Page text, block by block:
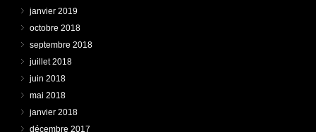
janvier 2019
octobre 2018
septembre 2018
juillet 2018
juin 2018
mai 2018
janvier 2018
décembre 2017